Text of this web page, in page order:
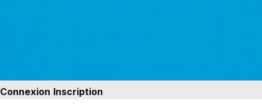
Connexion Inscription